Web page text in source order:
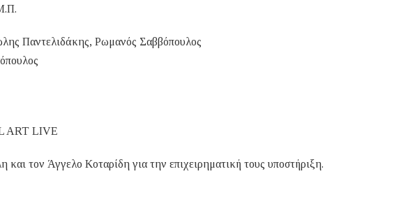
Παντελιδάκης, Ρωμανός Σαββόπουλος
LIVE
τον Άγγελο Κοταρίδη για την επιχειρηματική τους υποστήριξη.